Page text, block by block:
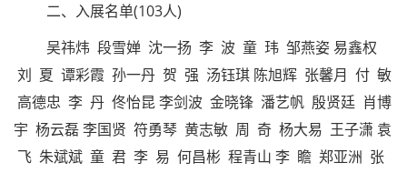
二、入展名单(103人)
吴祎炜 段雪婵 沈一扬 李 波 童 玮 邹燕姿 易鑫权
刘 夏 谭彩霞 孙一丹 贺 强 汤钰琪 陈旭辉 张馨月 付 敏
高德忠 李 丹 佟怡昆 李剑波 金晓锋 潘艺帆 殷贤廷 肖博
宇 杨云磊 李国贤 符勇琴 黄志敏 周 奇 杨大易 王子潇 袁
飞 朱斌斌 童 君 李 易 何昌彬 程青山 李 瞻 郑亚洲 张